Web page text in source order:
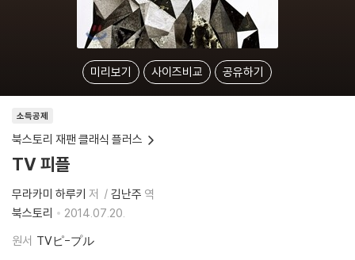
미리보기 사이즈비교 공유하기
소득공제
북스토리 재팬 클래식 플러스
TV 피플
무라카미 하루키 저 김난주 역
북스토리
2014.07.20.
원서 TVピ-プル